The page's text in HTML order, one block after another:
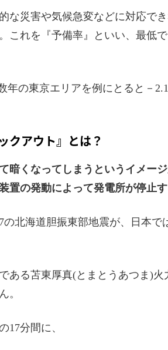
な災害や気候急変などに対応で
これを『予備率』といい、最低
年の東京エリアを例にとると－
クアウト』とは？
暗くなってしまうというイメー
置の発動によって発電所が停止す
の北海道胆振東部地震が、日本で
ある苫東厚真(とまとうあつま)火
。
17分間に、